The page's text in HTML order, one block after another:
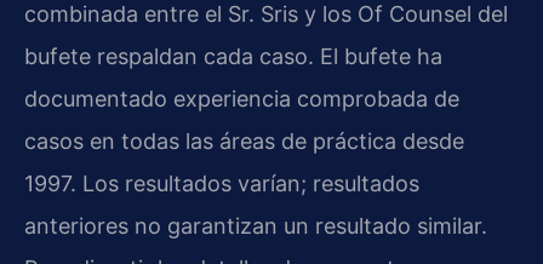
combinada entre el Sr. Sris y los Of Counsel del
bufete respaldan cada caso. El bufete ha
documentado experiencia comprobada de
casos en todas las áreas de práctica desde
1997. Los resultados varían; resultados
anteriores no garantizan un resultado similar.